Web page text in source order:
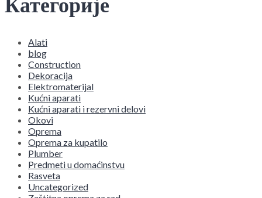
Alati
blog
Construction
Dekoracija
Elektromaterijal
Kućni aparati
Kućni aparati i rezervni delovi
Okovi
Oprema
Oprema za kupatilo
Plumber
Predmeti u domaćinstvu
Rasveta
Uncategorized